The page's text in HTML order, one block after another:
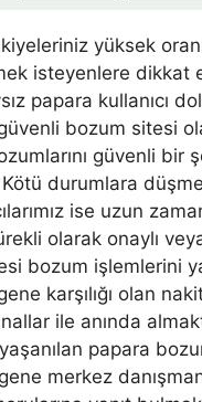
yüksek
isteyenlere dikkat
papara kullanıcı
bozum sitesi
güvenli bir
Kötü durumlara
ise uzun
olarak onaylı
bozum işlemlerini
karşılığı olan
ile anında
papara
merkez